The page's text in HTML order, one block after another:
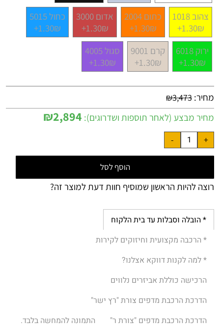
צהוב 1018
1.30₪+
כתום 2004
1.30₪+
אדום 3000
1.30₪+
כחול 5015
1.30₪+
ירוק 6018
1.30₪+
קרם 9001
1.30₪+
סגול 4005
1.30₪+
מחיר: ₪3,473
מחיר מבצע (לאחר תוספות ושדרוגים): ₪2,894
הוסף לסל
רוצה להיות הראשון שמוסיף חוות דעת למוצר זה?
* הובלה וסבלות עד בית הלקוח
* הרכבה מקצועית וחיזוקים לקירות
* למה לקנות דווקא אצלנו?
הרכישה כוללת אביזרים נלווים
הדרכת הרכבת מדפים צורת "רץ ישר"
הדרכת הרכבת מדפים "צורת ר"
התמונה להמחשה בלבד.